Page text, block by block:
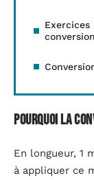
conversion
Pourquoi la
En longueur, 1
à appliquer ce